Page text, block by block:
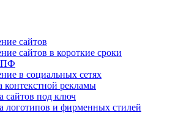
сайтов
сайтов в короткие сроки
ПФ
в социальных сетях
контекстной рекламы
сайтов под ключ
логотипов и фирменных стилей